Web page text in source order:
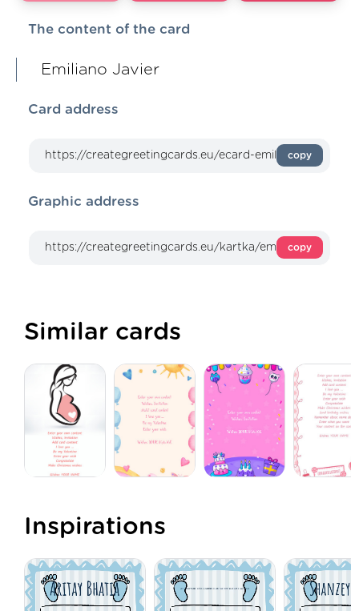
The content of the card
Emiliano Javier
Card address
copy
Graphic address
copy
Similar cards
Inspirations